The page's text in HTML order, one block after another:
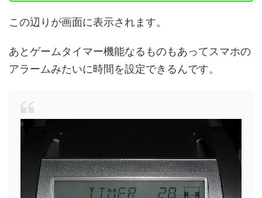
この辺りが画面に表示されます。
あとゲームタイマー機能なるものもあってスマホの
アラームみたいに時間を設定できるんです。